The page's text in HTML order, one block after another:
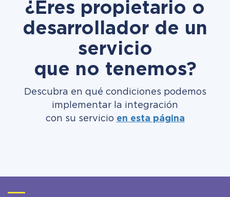
¿Eres propietario o
desarrollador de un
servicio
que no tenemos?
Descubra en qué condiciones podemos
implementar la integración
con su servicio en esta página